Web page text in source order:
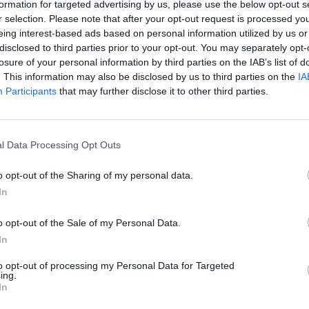
for targeted advertising by us, please use the below opt-out
selection. Please note that after your opt-out request is processed
interest-based ads based on personal information utilized by us
to third parties prior to your opt-out. You may separately
of your personal information by third parties on the IAB’s list of
This information may also be disclosed by us to third parties on the
Participants that may further disclose it to other third parties.
Data Processing Opt Outs
opt-out of the Sharing of my personal data.
opt-out of the Sale of my Personal Data.
opt-out of processing my Personal Data for Targeted
stuleciach Bóg był traktowany jako
rodzaju „zapchajdziura”, gdyż wstawiano go
te „dziury”, na które nauka nie miała odpowiedzi.
że rola religii jest w istocie zupełnie
gdyż daje człowiekowi odpowiedź na
podstawowe pytania: o sens życia, czy
Biblia w swoim przesłaniu niesie nadzieję, że
o nas i nas wybawi. I to jej przesłanie
zdobyczy nauki. Stanowi też podstawę
niezależnie od stopnia jego religijności.